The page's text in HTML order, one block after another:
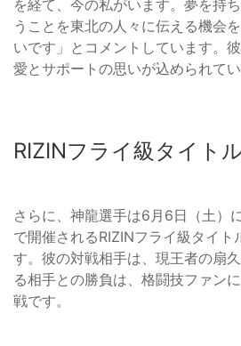
を経て、今の私がいます。夢を持
うことを東北の人々に伝える機会
いです」とコメントしています。
愛とサポートの思いが込められてい
RIZINフライ級タイト
さらに、神龍選手は6月6日（土）
で開催されるRIZINフライ級タイト
す。彼の対戦相手は、現王者の扇
る相手との勝負は、格闘技ファン
戦です。